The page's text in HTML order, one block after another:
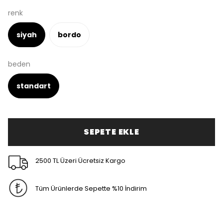
renk
siyah bordo
beden
standart
SEPETE EKLE
2500 TL Üzeri Ücretsiz Kargo
Tüm Ürünlerde Sepette %10 İndirim